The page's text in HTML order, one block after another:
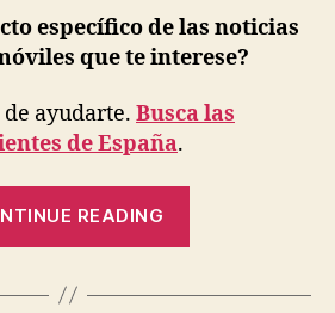
específico de las noticias
que te interese?
ayudarte. Busca las
de España.
READING
en